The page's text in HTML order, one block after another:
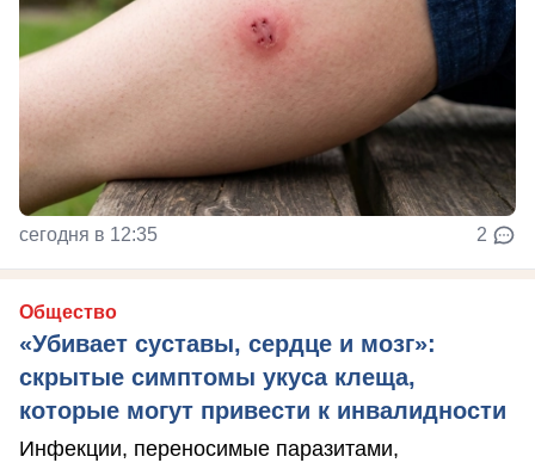
сегодня в 12:35 2
Общество
«Убивает суставы, сердце и мозг»:
скрытые симптомы укуса клеща,
которые могут привести к инвалидности
Инфекции, переносимые паразитами,